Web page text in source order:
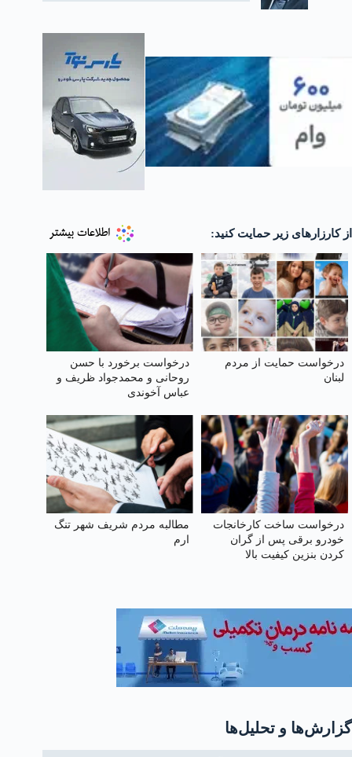
از کارزارهای زیر حمایت کنید:
درخواست حمایت از مردم
لبنان
درخواست برخورد با حسن
روحانی و محمدجواد ظریف و
عباس آخوندی
درخواست ساخت کارخانجات
خودرو برقی پس از گران
کردن بنزین کیفیت بالا
مطالبه مردم شریف شهر تنگ
ارم
گزارش‌ها و تحلیل‌ها